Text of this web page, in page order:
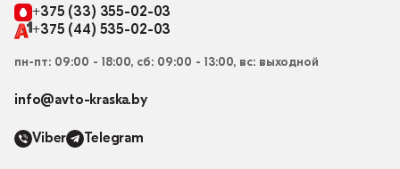
+375 (33) 355-02-03
+375 (44) 535-02-03
пн-пт: 09:00 - 18:00, сб: 09:00 - 13:00, вс: выходной
info@avto-kraska.by
Viber Telegram